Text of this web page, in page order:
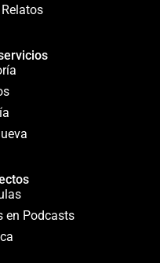
en Podcasts